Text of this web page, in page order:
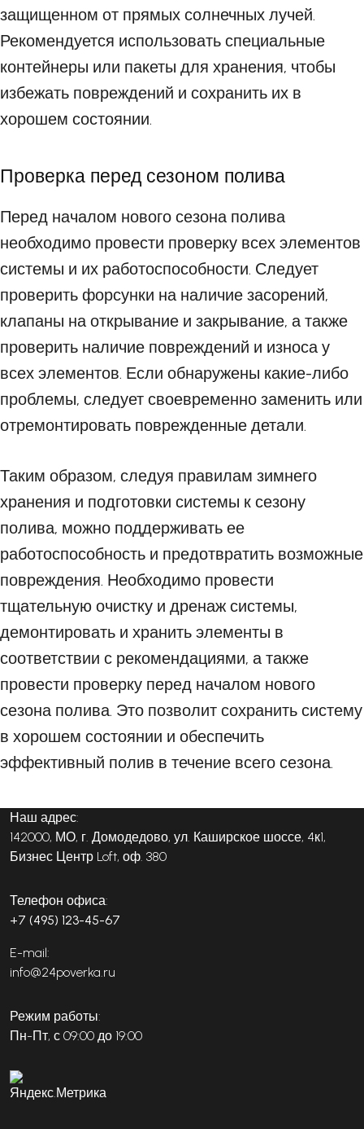
защищенном от прямых солнечных лучей.
Рекомендуется использовать специальные
контейнеры или пакеты для хранения, чтобы
избежать повреждений и сохранить их в
хорошем состоянии.
Проверка перед сезоном полива
Перед началом нового сезона полива
необходимо провести проверку всех элементов
системы и их работоспособности. Следует
проверить форсунки на наличие засорений,
клапаны на открывание и закрывание, а также
проверить наличие повреждений и износа у
всех элементов. Если обнаружены какие-либо
проблемы, следует своевременно заменить или
отремонтировать поврежденные детали.
Таким образом, следуя правилам зимнего
хранения и подготовки системы к сезону
полива, можно поддерживать ее
работоспособность и предотвратить возможные
повреждения. Необходимо провести
тщательную очистку и дренаж системы,
демонтировать и хранить элементы в
соответствии с рекомендациями, а также
провести проверку перед началом нового
сезона полива. Это позволит сохранить систему
в хорошем состоянии и обеспечить
эффективный полив в течение всего сезона.
Наш адрес:
142000, МО, г. Домодедово, ул. Каширское шоссе, 4к1,
Бизнес Центр Loft, оф. 380
Телефон офиса:
+7 (495) 123-45-67
E-mail:
info@24poverka.ru
Режим работы:
Пн-Пт, с 09:00 до 19:00